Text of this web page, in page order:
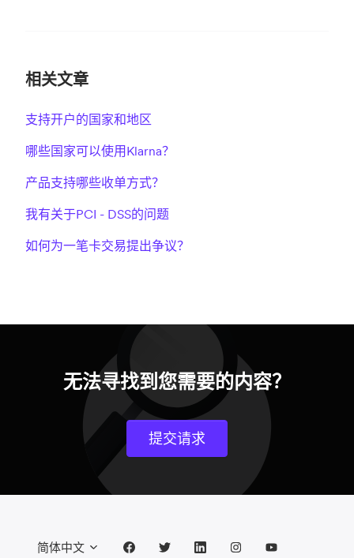
相关文章
支持开户的国家和地区
哪些国家可以使用Klarna？
产品支持哪些收单方式？
我有关于PCI - DSS的问题
如何为一笔卡交易提出争议？
无法寻找到您需要的内容？
提交请求
简体中文